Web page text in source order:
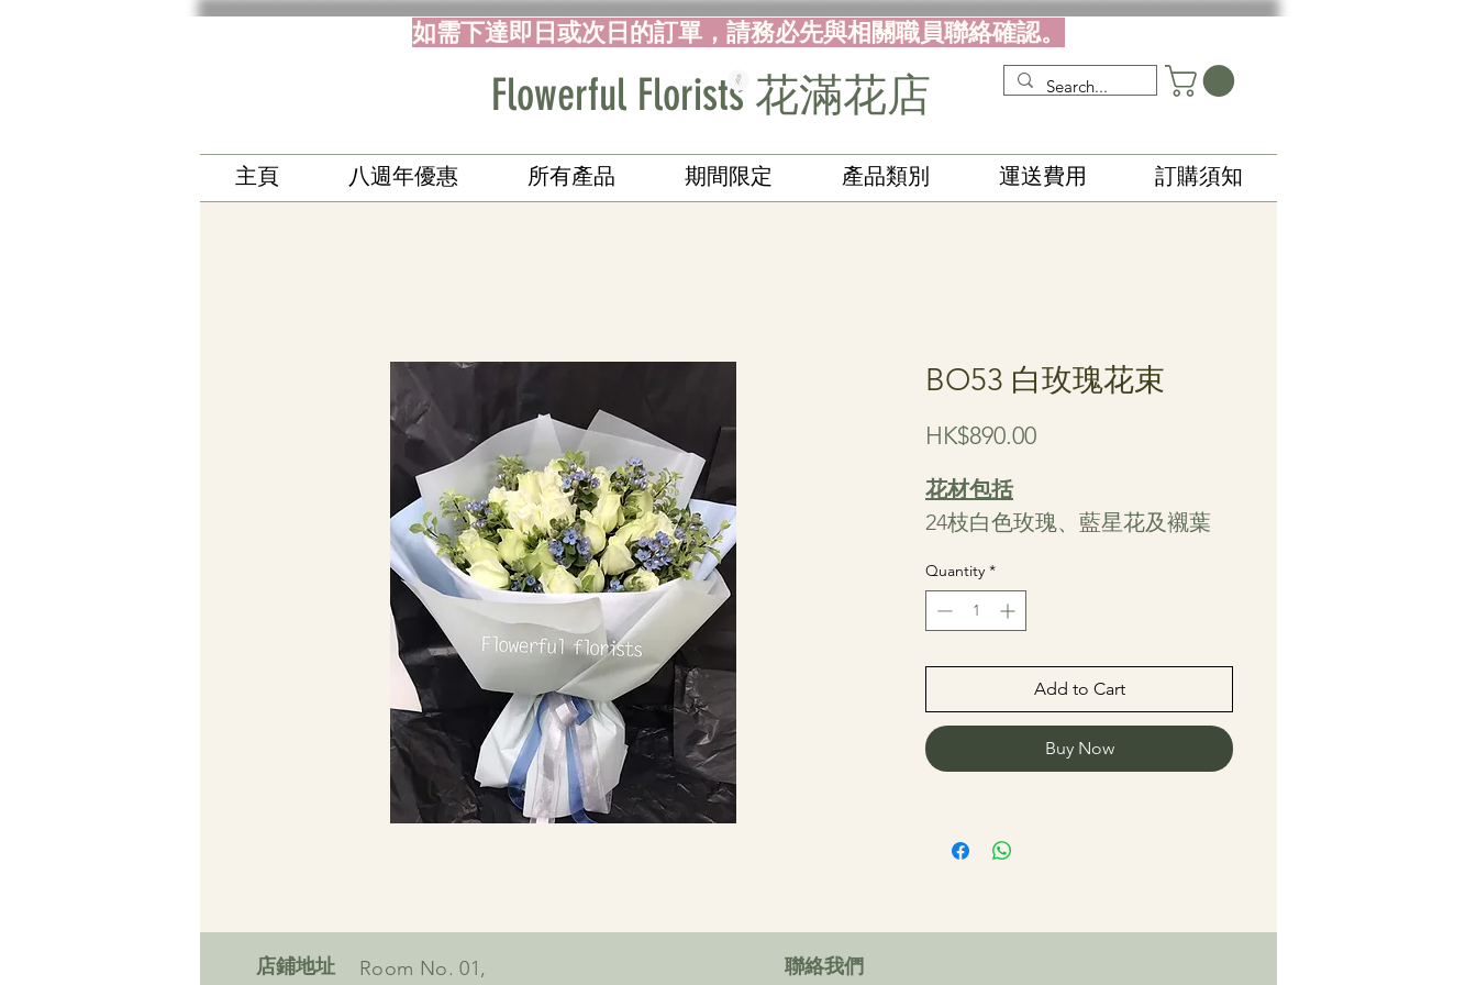
如需下達即日或次日的訂單，請務必先與相關職員聯絡確認。
Flowerful Florists 花滿花店
主頁 八週年優惠 所有產品 期間限定 產品類別 運送費用 訂購須知
BO53 白玫瑰花束
HK$890.00Price
花材包括
24枝白色玫瑰、藍星花及襯葉
Quantity *
Add to Cart
Buy Now
​店鋪地址 Room No. 01, ​聯絡我們